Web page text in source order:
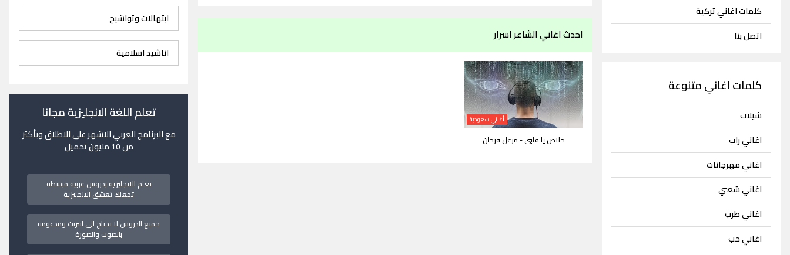
كلمات اغاني تركية
اتصل بنا
كلمات اغاني متنوعة
شيلات
اغاني راب
اغاني مهرجانات
اغاني شعبي
اغاني طرب
اغاني حب
احدث اغاني الشاعر اسرار
أغاني سعودية
خلاص يا قلبي - مزعل فرحان
ابتهالات وتواشيح
اناشيد اسلامية
تعلم اللغة الانجليزية مجانا
مع البرنامج العربي الاشهر على الاطلاق وبأكثر
من 10 مليون تحميل
تعلم الانجليزية بدروس عربية مبسطة
تجعلك تعشق الانجليزية
جميع الدروس لا تحتاج الى انترنت ومدعومة
بالصوت والصورة